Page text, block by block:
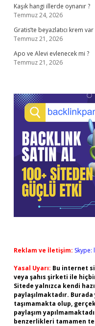
Kaşık hangi illerde oynanır ?
Temmuz 24, 2026
Gratis’te beyazlatıcı krem var
Temmuz 21, 2026
Apo ve Alevi evlenecek mi ?
Temmuz 21, 2026
Reklam ve İletişim: Skype:
Yasal Uyarı: Bu internet
veya şahıs şirketi ile
Sitede yalnızca kendi
paylaşılmaktadır.
taşımamakta olup,
paylaşım
benzerlikleri tamamen